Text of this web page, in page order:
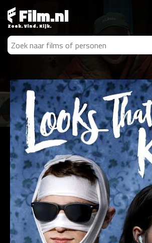
Film.nl
Zoek. Vind. Kijk.